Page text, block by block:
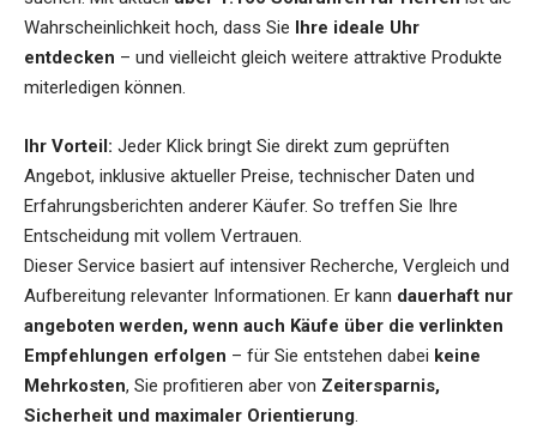
Wahrscheinlichkeit hoch, dass Sie Ihre ideale Uhr
entdecken – und vielleicht gleich weitere attraktive Produkte
miterledigen können.
Ihr Vorteil: Jeder Klick bringt Sie direkt zum geprüften
Angebot, inklusive aktueller Preise, technischer Daten und
Erfahrungsberichten anderer Käufer. So treffen Sie Ihre
Entscheidung mit vollem Vertrauen.
Dieser Service basiert auf intensiver Recherche, Vergleich und
Aufbereitung relevanter Informationen. Er kann dauerhaft nur
angeboten werden, wenn auch Käufe über die verlinkten
Empfehlungen erfolgen – für Sie entstehen dabei keine
Mehrkosten, Sie profitieren aber von Zeitersparnis,
Sicherheit und maximaler Orientierung.